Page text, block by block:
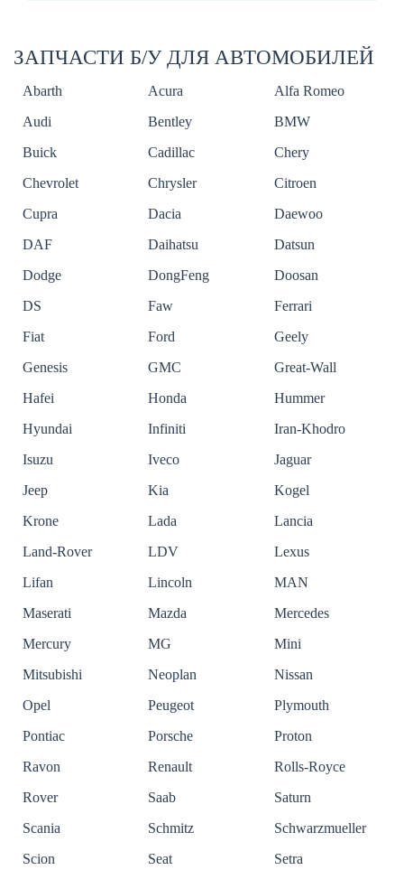
ЗАПЧАСТИ Б/У ДЛЯ АВТОМОБИЛЕЙ
Abarth Acura
Alfa Romeo
Audi
Bentley
BMW
Buick
Cadillac
Chery
Chevrolet
Chrysler
Citroen
Cupra
Dacia
Daewoo
DAF
Daihatsu
Datsun
Dodge
DongFeng
Doosan
DS
Faw
Ferrari
Fiat
Ford
Geely
Genesis
GMC
Great-Wall
Hafei
Honda
Hummer
Hyundai
Infiniti
Iran-Khodro
Isuzu
Iveco
Jaguar
Jeep
Kia
Kogel
Krone
Lada
Lancia
Land-Rover
LDV
Lexus
Lifan
Lincoln
MAN
Maserati
Mazda
Mercedes
Mercury
MG
Mini
Mitsubishi
Neoplan
Nissan
Opel
Peugeot
Plymouth
Pontiac
Porsche
Proton
Ravon
Renault
Rolls-Royce
Rover
Saab
Saturn
Scania
Schmitz
Schwarzmueller
Scion
Seat
Setra